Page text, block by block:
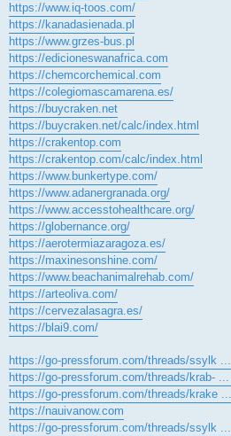
https://www.iq-toos.com/
https://kanadasienada.pl
https://www.grzes-bus.pl
https://edicioneswanafrica.com
https://chemcorchemical.com
https://colegiomascamarena.es/
https://buycraken.net
https://buycraken.net/calc/index.html
https://crakentop.com
https://crakentop.com/calc/index.html
https://www.bunkertype.com/
https://www.adanergranada.org/
https://www.accesstohealthcare.org/
https://globernance.org/
https://aerotermiazaragoza.es/
https://maxinesonshine.com/
https://www.beachanimalrehab.com/
https://arteoliva.com/
https://cervezalasagra.es/
https://blai9.com/
https://go-pressforum.com/threads/ssylk
https://go-pressforum.com/threads/krab-
https://go-pressforum.com/threads/krake
https://nauivanow.com
https://go-pressforum.com/threads/ssylk